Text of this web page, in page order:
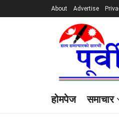
About Advertise
होमपेज समाचार